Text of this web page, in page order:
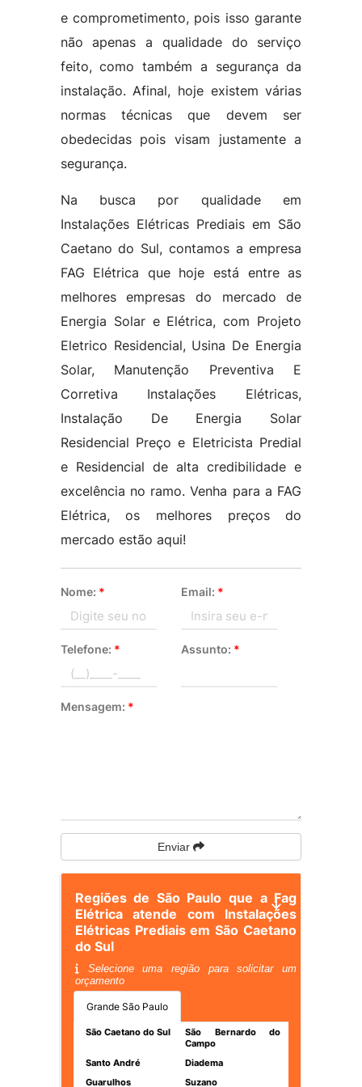
e comprometimento, pois isso garante
não apenas a qualidade do serviço
feito, como também a segurança da
instalação. Afinal, hoje existem várias
normas técnicas que devem ser
obedecidas pois visam justamente a
segurança.
Na busca por qualidade em
Instalações Elétricas Prediais em São
Caetano do Sul, contamos a empresa
FAG Elétrica que hoje está entre as
melhores empresas do mercado de
Energia Solar e Elétrica, com Projeto
Eletrico Residencial, Usina De Energia
Solar, Manutenção Preventiva E
Corretiva Instalações Elétricas,
Instalação De Energia Solar
Residencial Preço e Eletricista Predial
e Residencial de alta credibilidade e
excelência no ramo. Venha para a FAG
Elétrica, os melhores preços do
mercado estão aqui!
Nome: * Email: *
Telefone: * Assunto: *
Mensagem: *
Enviar
Regiões de São Paulo que a Fag
Elétrica atende com Instalações
Elétricas Prediais em São Caetano
do Sul
Selecione uma região para solicitar um
orçamento
Grande São Paulo
São Caetano do Sul
São Bernardo do
Campo
Santo André
Diadema
Guarulhos
Suzano